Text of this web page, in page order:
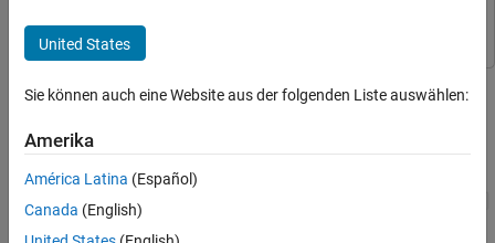
Multimode Variable-Size Signal
ON THIS PAGE
See Also
correspond to different signal sizes.
Open and compile the model named sldemo_varsize_multimode
United States
Sie können auch eine Website aus der folgenden Liste auswählen:
Amerika
América Latina (Español)
Canada (English)